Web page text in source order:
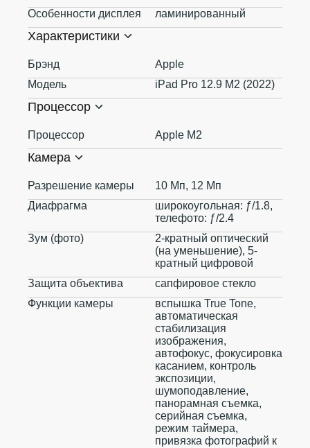
Особенности дисплея
ламинированный
Характеристики
Брэнд
Apple
Модель
iPad Pro 12.9 M2 (2022)
Процессор
Процессор Apple M2
Камера
Разрешение камеры
10 Мп, 12 Мп
Диафрагма
широкоугольная: ƒ/1.8,
телефото: ƒ/2.4
Зум (фото)
2-кратный оптический
(на уменьшение), 5-
кратный цифровой
Защита объектива
сапфировое стекло
Функции камеры
вспышка True Tone,
автоматическая
стабилизация
изображения,
автофокус, фокусировка
касанием, контроль
экспозиции,
шумоподавление,
панорамная съемка,
серийная съемка,
режим таймера,
привязка фотографий к